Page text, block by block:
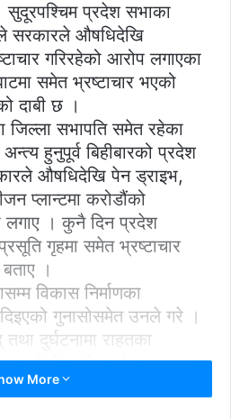
प्रदेश सभाका
सरकारले औषधिदेखि
गरिरहेको आरोप लगाएका
समेत भ्रष्टाचार भएको
दाबी छ ।
जिल्ला सभापति समेत रहेका
हुनुपूर्व बिहीबारको प्रदेश
औषधिदेखि पेन ड्राइभ,
प्लान्टमा करोडौंको
लगाए । कुनै दिन प्रदेश
गृहमा समेत भ्रष्टाचार
।
विकास निर्माणका
गुनासोसमेत उनले गरे ।
दुर्घटनामा राहतका
गरेको आरोप समेत लगाएका
उपेक्षा गर्ने सरकारको
More